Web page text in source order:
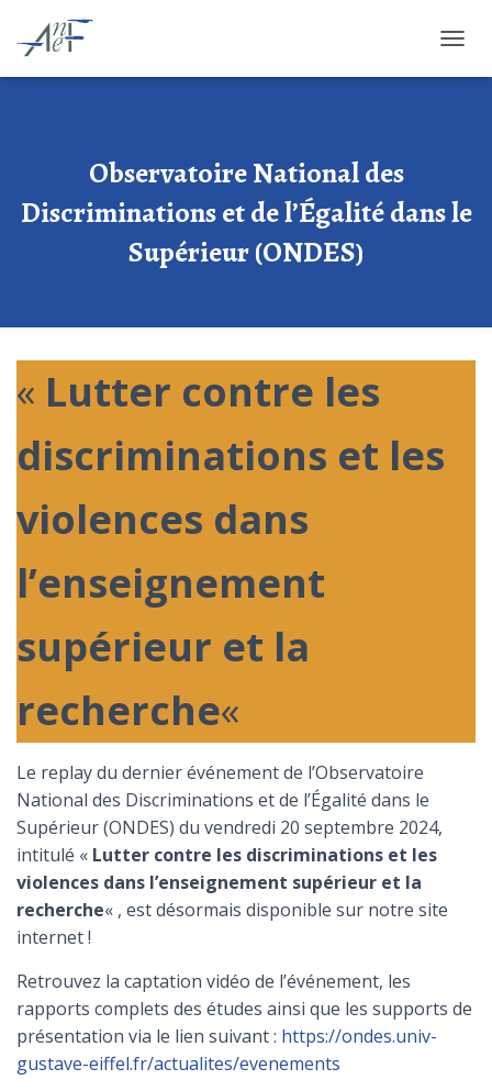
Observatoire National des
Discriminations et de l’Égalité dans le
Supérieur (ONDES)
« Lutter contre les
discriminations et les
violences dans
l’enseignement
supérieur et la
recherche«
Le replay du dernier événement de l’Observatoire
National des Discriminations et de l’Égalité dans le
Supérieur (ONDES) du vendredi 20 septembre 2024,
intitulé « Lutter contre les discriminations et les
violences dans l’enseignement supérieur et la
recherche« , est désormais disponible sur notre site
internet !
Retrouvez la captation vidéo de l’événement, les
rapports complets des études ainsi que les supports de
présentation via le lien suivant : https://ondes.univ-
gustave-eiffel.fr/actualites/evenements